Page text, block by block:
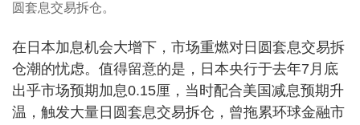
圆套息交易拆仓。
在日本加息机会大增下，市场重燃对日圆套息交易拆
仓潮的忧虑。值得留意的是，日本央行于去年7月底
出乎市场预期加息0.15厘，当时配合美国减息预期升
温，触发大量日圆套息交易拆仓，曾拖累环球金融市